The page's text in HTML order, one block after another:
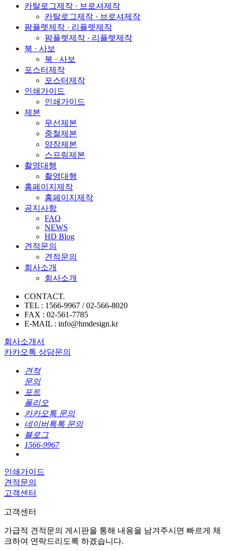
카탈로그제작 · 브로셔제작
카탈로그제작 · 브로셔제작
팜플렛제작 · 리플렛제작
팜플렛제작 · 리플렛제작
북 · 사보
북 · 사보
포스터제작
포스터제작
인쇄가이드
인쇄가이드
제본
무선제본
중철제본
양장제본
스프링제본
촬영대행
촬영대행
홈페이지제작
홈페이지제작
공지사항
FAQ
NEWS
HD Blog
견적문의
견적문의
회사소개
회사소개
CONTACT.
TEL : 1566-9967 / 02-566-8020
FAX : 02-561-7785
E-MAIL : info@hmdesign.kr
회사소개서
카카오톡 상담문의
견적
문의
포트
폴리오
카카오톡 문의
네이버톡톡 문의
블로그
1566-9967
인쇄가이드
견적문의
고객센터
고객센터
가급적 견적문의 게시판을 통해 내용을 남겨주시면 빠르게 체
크하여 연락드리도록 하겠습니다.